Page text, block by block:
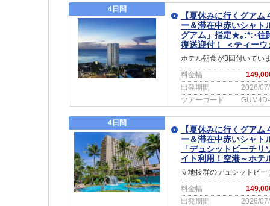
4日間
【夏休みに行くグア
ー＆滞在中赤いシャト
グアム」指定★｡:*:･往
復送迎付！ ＜ティー
ホテル朝食が3回付いてい
料金幅
出発期間
2026/
ツアーコード
4日間
【夏休みに行くグア
ー＆滞在中赤いシャト
「デュシットビーチ
イト利用！空港～ホテ
立地抜群のデュシットビ
料金幅
出発期間
2026/